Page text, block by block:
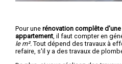
Pour une rénovation complête
appartement , il faut compter en
le m². Tout dépend des travaux à
refaire, s'il y a des travaux de